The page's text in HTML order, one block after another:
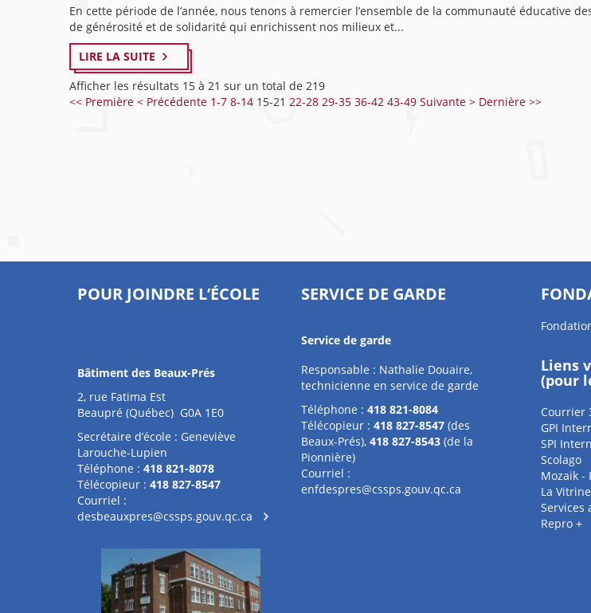
En cette période de l’année, nous tenons à remercier l’ensemble de la communauté éducative
de générosité et de solidarité qui enrichissent nos milieux et...
LIRE LA SUITE
Afficher les résultats 15 à 21 sur un total de 219
<< Première < Précédente 1-7 8-14 15-21 22-28 29-35 36-42 43-49 Suivante > Dernière >>
POUR JOINDRE L’ÉCOLE
Bâtiment des Beaux-Prés
2, rue Fatima Est
Beaupré (Québec) G0A 1E0
Secrétaire d’école : Geneviève
Larouche-Lupien
Téléphone : 418 821-8078
Télécopieur : 418 827-8547
Courriel :
desbeauxpres@cssps.gouv.qc.ca
SERVICE DE GARDE
Service de garde
Responsable : Nathalie Douaire,
technicienne en service de garde
Téléphone : 418 821-8084
Télécopieur : 418 827-8547(des
Beaux-Prés), 418 827-8543(de la
Pionnière)
Courriel :
enfdespres@cssps.gouv.qc.ca
Liens
(pour
Courrier
GPI
SPI
Scolago
Mozaik -
La
Services
Repro +